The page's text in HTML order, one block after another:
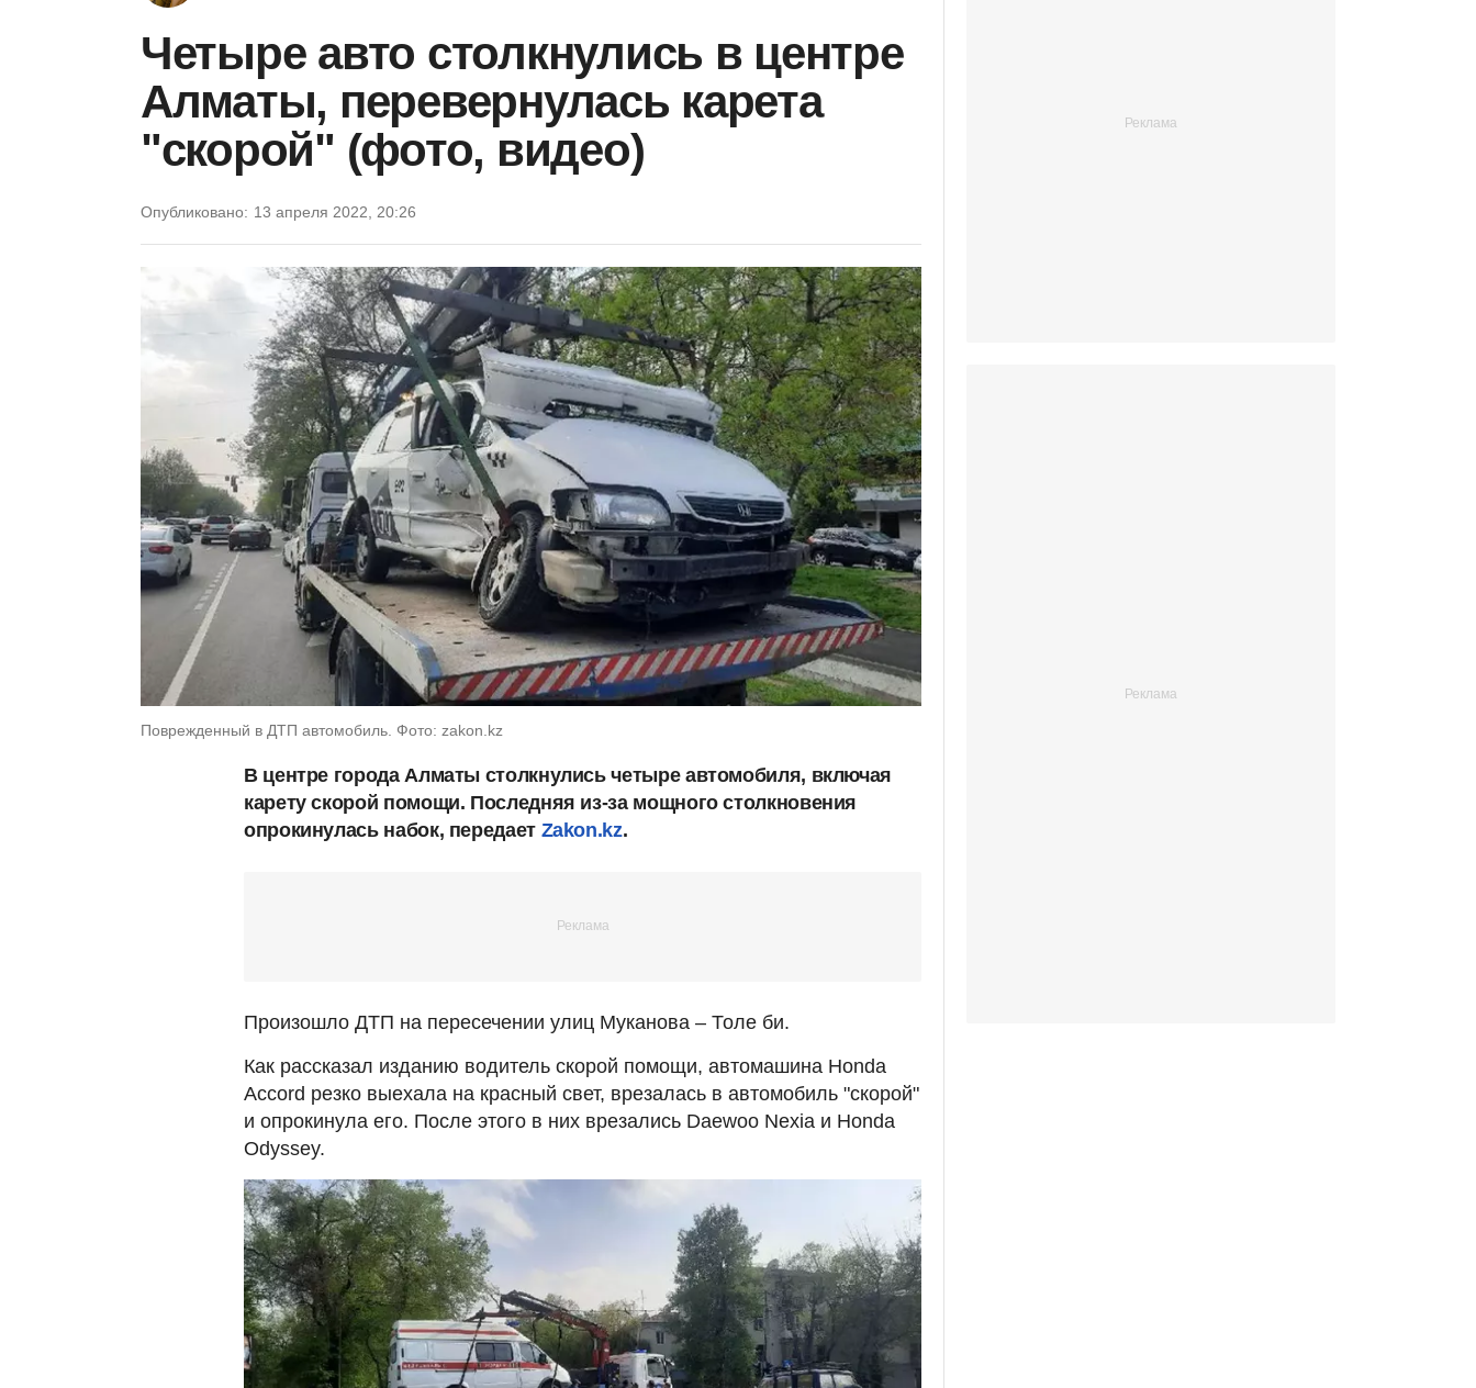
Четыре авто столкнулись в центре
Алматы, перевернулась карета
"скорой" (фото, видео)
Опубликовано: 13 апреля 2022, 20:26
Поврежденный в ДТП автомобиль. Фото: zakon.kz
В центре города Алматы столкнулись четыре автомобиля, включая
карету скорой помощи. Последняя из-за мощного столкновения
опрокинулась набок, передает Zakon.kz.
Произошло ДТП на пересечении улиц Муканова – Толе би.
Как рассказал изданию водитель скорой помощи, автомашина Honda
Accord резко выехала на красный свет, врезалась в автомобиль "скорой"
и опрокинула его. После этого в них врезались Daewoo Nexia и Honda
Odyssey.